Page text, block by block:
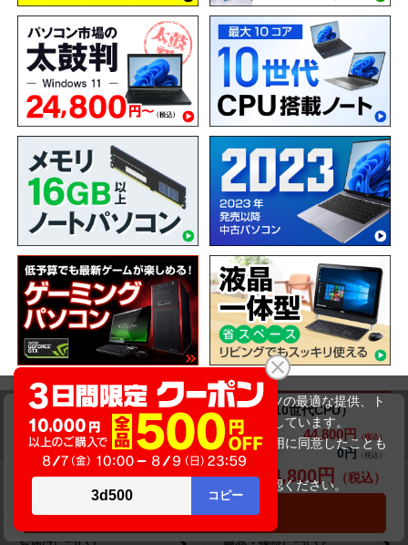
Dynabook(旧東芝) dynabook G83/FR（第10世代CPU）
商品価格(税込) 44,800円
46,800円
オプション小計価格(税込)
0円
商品合計価格(税込)
44,800円
カートに入れる
ショッピングガイド
交換・返品について
当サイトでは利用体験の向上およびコンテンツの最適な提供、ト
ラフィックの分析を目的としてCookieを使用しています。
サイトの閲覧を継続された場合、Cookieの利用に同意したことも
のといたします。
をご確認ください。
承諾する